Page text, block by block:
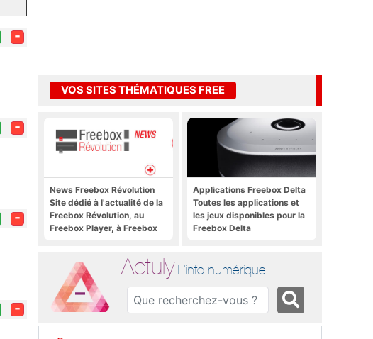
-
-
-
-
VOS SITES THÉMATIQUES FREE
News Freebox Révolution
Site dédié à l'actualité de la
Freebox Révolution, au
Freebox Player, à Freebox
Applications Freebox Delta
Toutes les applications et
les jeux disponibles pour la
Freebox Delta
Actuly L'info numérique